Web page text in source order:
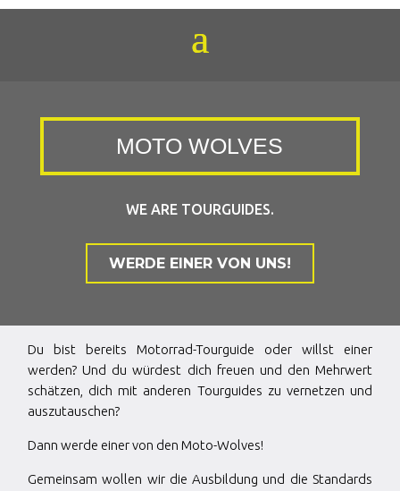
MOTO WOLVES
WE ARE TOURGUIDES.
WERDE EINER VON UNS!
Du bist bereits Motorrad-Tourguide oder willst einer
werden? Und du würdest dich freuen und den Mehrwert
schätzen, dich mit anderen Tourguides zu vernetzen und
auszutauschen?
Dann werde einer von den Moto-Wolves!
Gemeinsam wollen wir die Ausbildung und die Standards